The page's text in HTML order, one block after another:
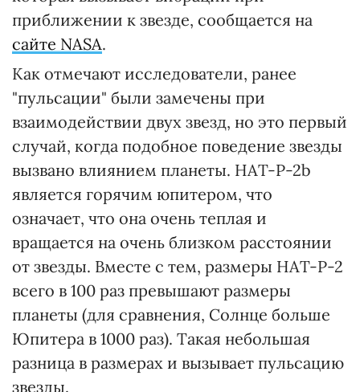
приближении к звезде, сообщается на
сайте NASA.
Как отмечают исследователи, ранее
"пульсации" были замечены при
взаимодействии двух звезд, но это первый
случай, когда подобное поведение звезды
вызвано влиянием планеты. HAT-P-2b
является горячим юпитером, что
означает, что она очень теплая и
вращается на очень близком расстоянии
от звезды. Вместе с тем, размеры HAT-P-2
всего в 100 раз превышают размеры
планеты (для сравнения, Солнце больше
Юпитера в 1000 раз). Такая небольшая
разница в размерах и вызывает пульсацию
звезды.